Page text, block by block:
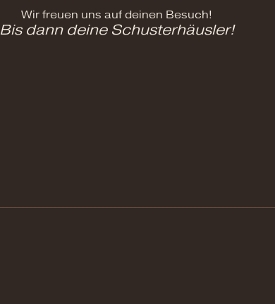
Wir freuen uns auf deinen Besuch!
Bis dann deine Schusterhäusler!